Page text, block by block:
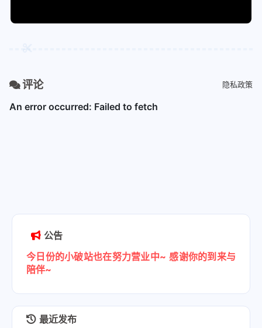
评论 隐私政策
公告
今日份的小破站也在努力营业中~ 感谢你的到来与
陪伴~
最近发布